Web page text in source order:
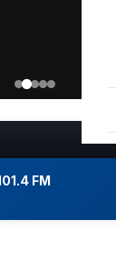
FM